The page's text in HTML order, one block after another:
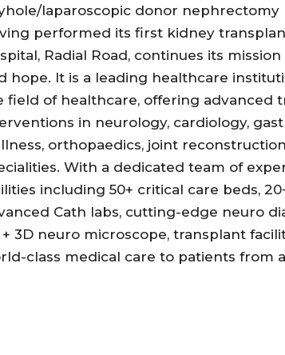
laparoscopic donor nephrectomy
performed its first kidney
Radial Road, continues its
hope. It is a leading healthcare
field of healthcare, offering advanced
in neurology, cardiology,
orthopaedics, joint
With a dedicated team of
including 50+ critical care beds,
Cath labs, cutting-edge neuro
+ 3D neuro microscope, transplant
class medical care to patients from